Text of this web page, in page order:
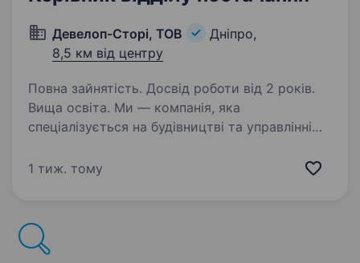
Девелоп-Сторі, ТОВ
Дніпро,
8,5 км від центру
Повна зайнятість. Досвід роботи від 2 років.
Вища освіта. Ми — компанія, яка
спеціалізується на будівництві та управлінні
Україні. Шукаємо в нашу команду амбітного
1 тиж. тому